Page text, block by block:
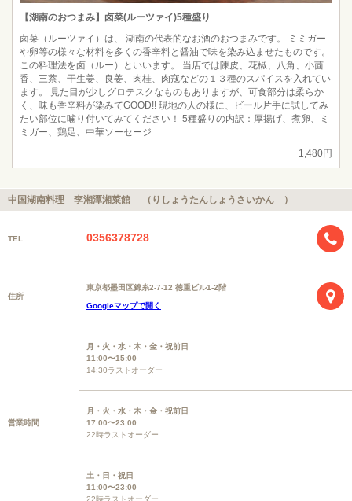
【湖南のおつまみ】卤菜(ルーツァイ)5種盛り
卤菜（ルーツァイ）は、 湖南の代表的なお酒のおつまみです。 ミミガー
や卵等の様々な材料を多くの香辛料と醤油で味を染み込ませたものです。
この料理法を卤（ルー）といいます。 当店では陳皮、花椒、八角、小茴
香、三萘、干生姜、良姜、肉桂、肉寇などの１３種のスパイスを入れてい
ます。 見た目が少しグロテスクなものもありますが、可食部分は柔らか
く、味も香辛料が染みてGOOD!! 現地の人の様に、ビール片手に試してみ
たい部位に噛り付いてみてください！ 5種盛りの内訳：厚揚げ、煮卵、ミ
ミガー、鶏足、中華ソーセージ
1,480円
中国湖南料理 李湘潭湘菜館 （りしょうたんしょうさいかん ）
TEL 0356378728
住所
東京都墨田区錦糸2-7-12 徳重ビル1-2階
Googleマップで開く
営業時間
月・火・水・木・金・祝前日
11:00〜15:00
14:30ラストオーダー
月・火・水・木・金・祝前日
17:00〜23:00
22時ラストオーダー
土・日・祝日
11:00〜23:00
22時ラストオーダー